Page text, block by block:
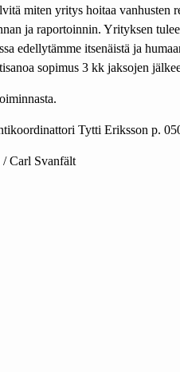
miten yritys hoitaa
ja raportoinnin. Yrityksen
edellytämme itsenäistä ja
sopimus 3 kk jaksojen
Tytti Eriksson p.
Carl Svanfält